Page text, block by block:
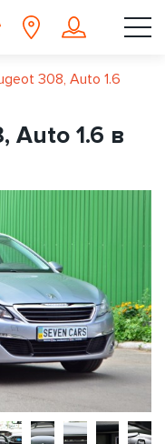
308, Auto 1.6
Auto 1.6 в